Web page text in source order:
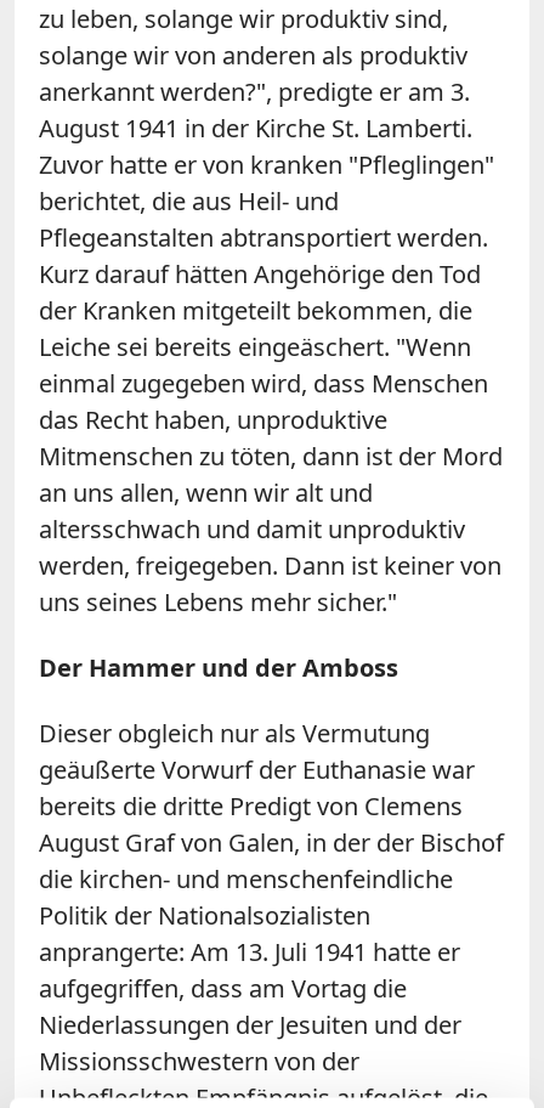
zu leben, solange wir produktiv sind,
solange wir von anderen als produktiv
anerkannt werden?", predigte er am 3.
August 1941 in der Kirche St. Lamberti.
Zuvor hatte er von kranken "Pfleglingen"
berichtet, die aus Heil- und
Pflegeanstalten abtransportiert werden.
Kurz darauf hätten Angehörige den Tod
der Kranken mitgeteilt bekommen, die
Leiche sei bereits eingeäschert. "Wenn
einmal zugegeben wird, dass Menschen
das Recht haben, unproduktive
Mitmenschen zu töten, dann ist der Mord
an uns allen, wenn wir alt und
altersschwach und damit unproduktiv
werden, freigegeben. Dann ist keiner von
uns seines Lebens mehr sicher."
Der Hammer und der Amboss
Dieser obgleich nur als Vermutung
geäußerte Vorwurf der Euthanasie war
bereits die dritte Predigt von Clemens
August Graf von Galen, in der der Bischof
die kirchen- und menschenfeindliche
Politik der Nationalsozialisten
anprangerte: Am 13. Juli 1941 hatte er
aufgegriffen, dass am Vortag die
Niederlassungen der Jesuiten und der
Missionsschwestern von der
Unbefleckten Empfängnis aufgelöst, die